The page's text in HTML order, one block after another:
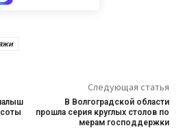
Следующая статья
В Волгоградской области
прошла серия круглых столов по
мерам господдержки